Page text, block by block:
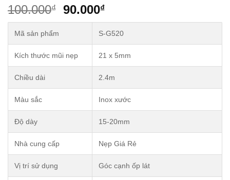
100.000₫
Original
price
100.000₫.
90.000₫Current
price
is:
90.000₫.
Mã sản phẩm S-G520
Kích thước mũi nẹp 21 x 5mm
Chiều dài 2.4m
Màu sắc Inox xước
Độ dày 15-20mm
Nhà cung cấp Nẹp Giá Rẻ
Vị trí sử dụng Góc cạnh ốp lát